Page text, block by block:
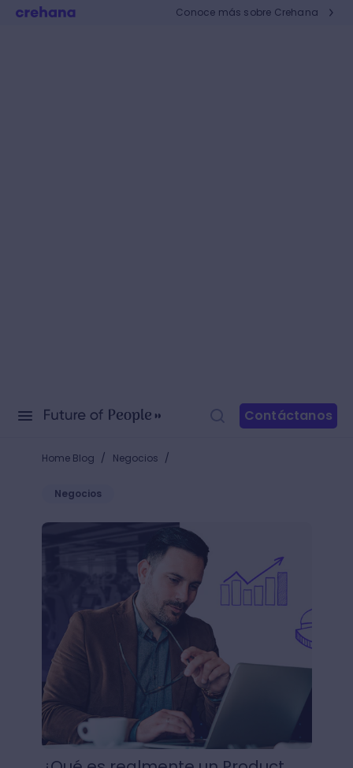
Conoce más sobre Crehana
Contáctanos
Home Blog / Negocios /
Negocios
¿Qué es realmente un Product Owner? Conviértete